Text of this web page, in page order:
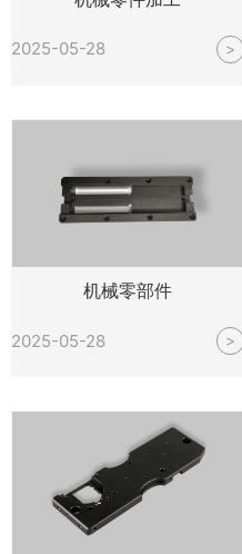
2025-05-28 >
机械零部件
2025-05-28 >